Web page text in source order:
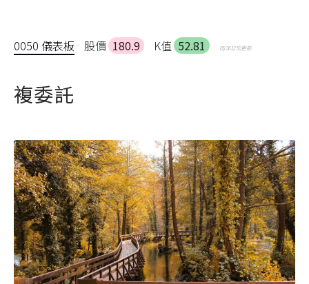
0050 儀表板 股價 180.9 K值 52.81 05/26 12:50 更新
複委託